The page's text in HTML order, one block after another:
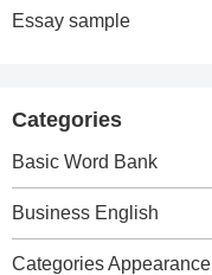
Essay sample
Categories
Basic Word Bank
Business English
Categories Appearance